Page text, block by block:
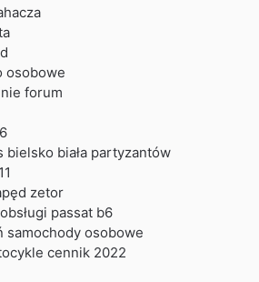
osobowe
forum
bielsko biała partyzantów
zetor
passat b6
samochody osobowe
cennik 2022